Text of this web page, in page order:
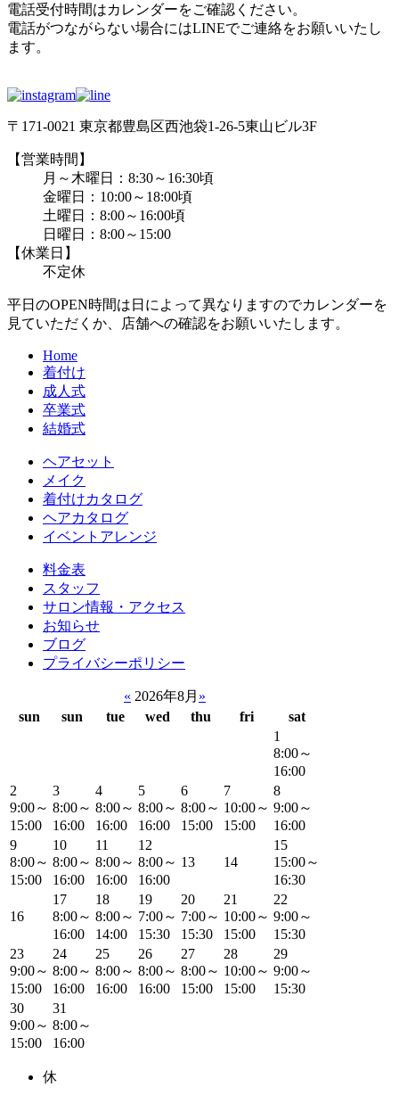
電話受付時間はカレンダーをご確認ください。
電話がつながらない場合にはLINEでご連絡をお願いいたし
ます。
〒171-0021 東京都豊島区西池袋1-26-5東山ビル3F
【営業時間】
月～木曜日：8:30～16:30頃
金曜日：10:00～18:00頃
土曜日：8:00～16:00頃
日曜日：8:00～15:00
【休業日】
不定休
平日のOPEN時間は日によって異なりますのでカレンダーを
見ていただくか、店舗への確認をお願いいたします。
Home
着付け
成人式
卒業式
結婚式
ヘアセット
メイク
着付けカタログ
ヘアカタログ
イベントアレンジ
料金表
スタッフ
サロン情報・アクセス
お知らせ
ブログ
プライバシーポリシー
« 2026年8月 »
sun
sun tue wed thu fri
sat
1
8:00～
16:00
2
9:00～
15:00
3
8:00～
16:00
4
8:00～
16:00
5
8:00～
16:00
6
8:00～
15:00
7
10:00～
15:00
8
9:00～
16:00
9
8:00～
15:00
10
8:00～
16:00
11
8:00～
16:00
12
8:00～
16:00
13 14
15
15:00～
16:30
16
17
8:00～
16:00
18
8:00～
14:00
19
7:00～
15:30
20
7:00～
15:30
21
10:00～
15:00
22
9:00～
15:30
23
9:00～
15:00
24
8:00～
16:00
25
8:00～
16:00
26
8:00～
16:00
27
8:00～
15:00
28
10:00～
15:00
29
9:00～
15:30
30
9:00～
15:00
31
8:00～
16:00
休